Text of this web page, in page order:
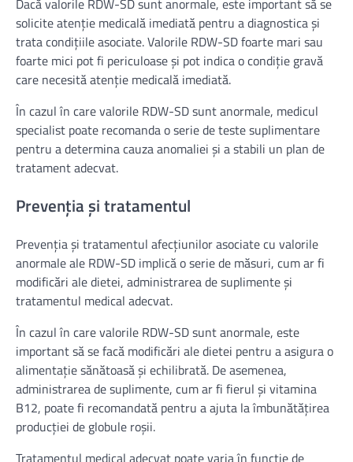
Dacă valorile RDW-SD sunt anormale, este important să se
solicite atenție medicală imediată pentru a diagnostica și
trata condițiile asociate. Valorile RDW-SD foarte mari sau
foarte mici pot fi periculoase și pot indica o condiție gravă
care necesită atenție medicală imediată.
În cazul în care valorile RDW-SD sunt anormale, medicul
specialist poate recomanda o serie de teste suplimentare
pentru a determina cauza anomaliei și a stabili un plan de
tratament adecvat.
Prevenția și tratamentul
Prevenția și tratamentul afecțiunilor asociate cu valorile
anormale ale RDW-SD implică o serie de măsuri, cum ar fi
modificări ale dietei, administrarea de suplimente și
tratamentul medical adecvat.
În cazul în care valorile RDW-SD sunt anormale, este
important să se facă modificări ale dietei pentru a asigura o
alimentație sănătoasă și echilibrată. De asemenea,
administrarea de suplimente, cum ar fi fierul și vitamina
B12, poate fi recomandată pentru a ajuta la îmbunătățirea
producției de globule roșii.
Tratamentul medical adecvat poate varia în funcție de